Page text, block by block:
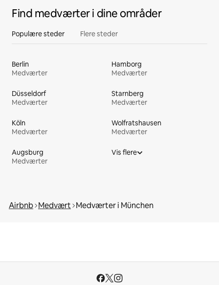
Find medværter i dine områder
Populære steder Flere steder
Berlin
Medværter
Hamborg
Medværter
Düsseldorf
Medværter
Starnberg
Medværter
Köln
Medværter
Wolfratshausen
Medværter
Augsburg
Medværter
Vis flere
Airbnb Medvært Medværter i München